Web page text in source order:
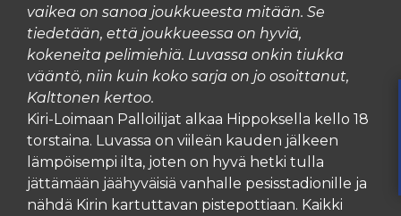
vaikea on sanoa joukkueesta mitään. Se
tiedetään, että joukkueessa on hyviä,
kokeneita pelimiehiä. Luvassa onkin tiukka
vääntö, niin kuin koko sarja on jo osoittanut,
Kalttonen kertoo.
Kiri-Loimaan Palloilijat alkaa Hippoksella kello 18
torstaina. Luvassa on viileän kauden jälkeen
lämpöisempi ilta, joten on hyvä hetki tulla
jättämään jäähyväisiä vanhalle pesisstadionille ja
nähdä Kirin kartuttavan pistepottiaan. Kaikki